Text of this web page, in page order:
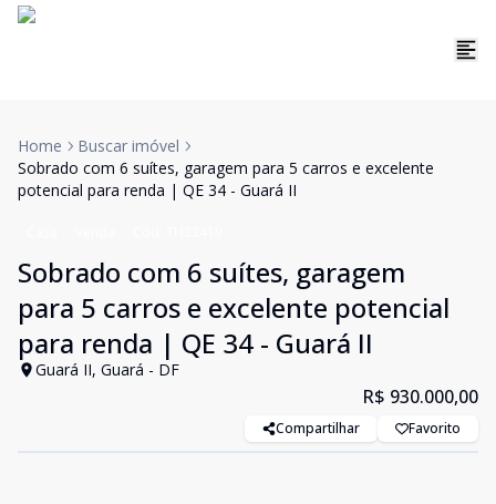
Home
Buscar imóvel
Sobrado com 6 suítes, garagem para 5 carros e excelente
potencial para renda | QE 34 - Guará II
Sobrado com 6 suítes, garagem
para 5 carros e excelente potencial
para renda | QE 34 - Guará II
Guará II, Guará - DF
R$ 930.000,00
Compartilhar Favorito